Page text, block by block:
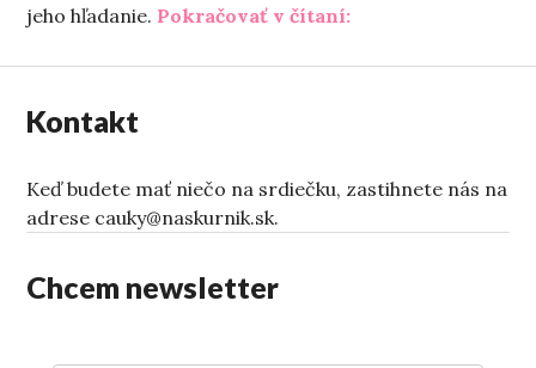
jeho hľadanie. Pokračovať v čítaní:„Do roka a do dňa“
Kontakt
Keď budete mať niečo na srdiečku, zastihnete nás na
adrese cauky@naskurnik.sk.
Chcem newsletter